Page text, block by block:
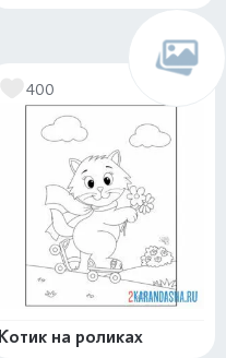
400
Котик на роликах